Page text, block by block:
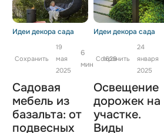
Идеи декора сада
Сохранить
19
мая
2025
6
мин
1629
Садовая
мебель из
базальта: от
подвесных
Идеи декора сада
Сохранить
24
января
2025
Освещение
дорожек на
участке.
Виды